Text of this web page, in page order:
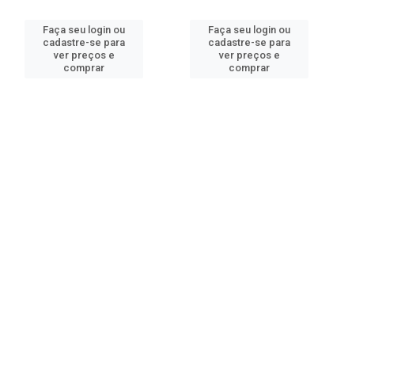
Faça seu login ou
cadastre-se para
ver preços e
comprar
Faça seu login ou
cadastre-se para
ver preços e
comprar